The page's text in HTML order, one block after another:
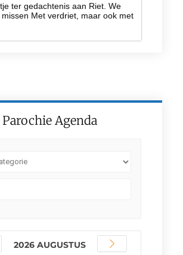
ter gedachtenis aan Riet. We
Met verdriet, maar ook met
Parochie Agenda
2026 AUGUSTUS